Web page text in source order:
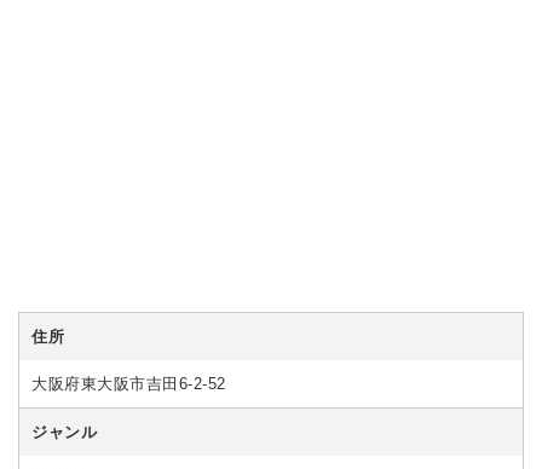
住所
大阪府東大阪市吉田6-2-52
ジャンル